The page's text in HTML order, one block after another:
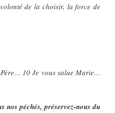
de la choisir, la force de
10 Je vous salue Marie…
nos péchés, préservez-nous du